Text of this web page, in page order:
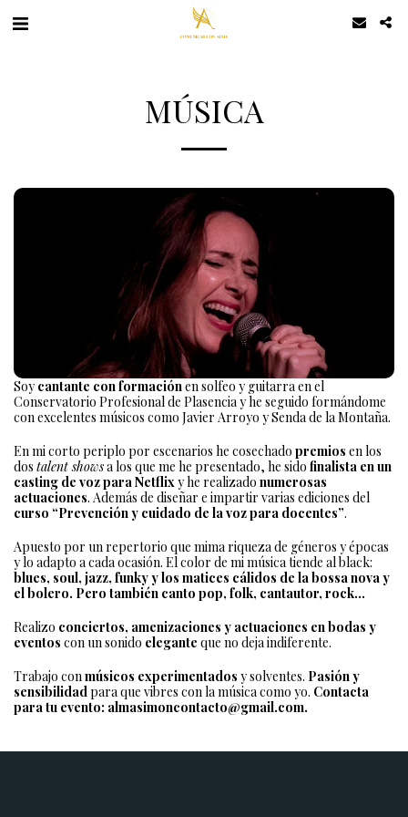
MÚSICA
Soycantante con formaciónen solfeo y guitarra en el
Conservatorio Profesional de Plasencia y he seguido formándome
con excelentes músicos como Javier Arroyo y Senda de la Montaña.
En mi corto periplo por escenarios he cosechado premios en los
dos talent showsa los que me he presentado, he sido finalista en un
casting de voz para Netflixy he realizado numerosas
actuaciones. Además de diseñar e impartir varias ediciones del
curso “Prevención y cuidado de la voz para docentes”.
Apuesto por un repertorio que mima riqueza de géneros y épocas
y lo adapto a cada ocasión. El color de mi música tiende al black:
blues, soul, jazz, funky y los matices cálidos de la bossa nova y
el bolero. Pero también canto pop, folk, cantautor, rock...
Realizo conciertos, amenizaciones y actuaciones en bodas y
eventos con un sonido elegante que no deja indiferente.
Trabajo conmúsicos experimentados y solventes. Pasión y
sensibilidadpara que vibres con la música como yo. Contacta
para tu evento: almasimoncontacto@gmail.com.